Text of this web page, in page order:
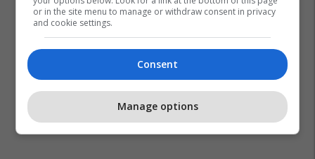
or in the site menu to manage or withdraw consent in privacy
and cookie settings.
Consent
Manage options